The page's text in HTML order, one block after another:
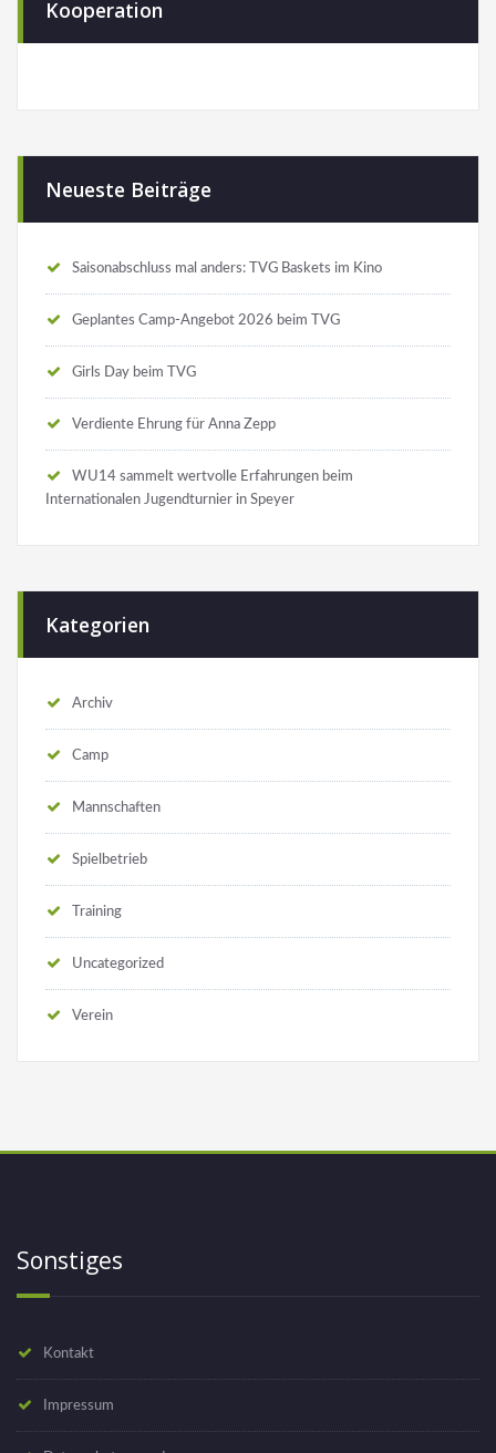
Kooperation
Neueste Beiträge
Saisonabschluss mal anders: TVG Baskets im Kino
Geplantes Camp-Angebot 2026 beim TVG
Girls Day beim TVG
Verdiente Ehrung für Anna Zepp
WU14 sammelt wertvolle Erfahrungen beim
Internationalen Jugendturnier in Speyer
Kategorien
Archiv
Camp
Mannschaften
Spielbetrieb
Training
Uncategorized
Verein
Sonstiges
Kontakt
Impressum